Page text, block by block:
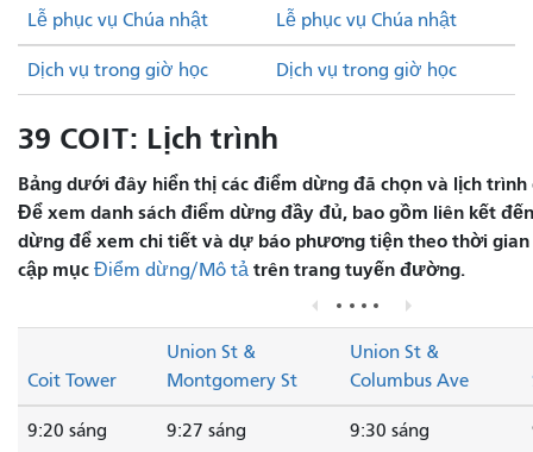
Lễ phục vụ Chúa nhật Lễ phục vụ Chúa nhật
Dịch vụ trong giờ học Dịch vụ trong giờ học
39 COIT: Lịch trình
Bảng dưới đây hiển thị các điểm dừng đã chọn và lịch
Để xem danh sách điểm dừng đầy đủ, bao gồm liên kết
dừng để xem chi tiết và dự báo phương tiện theo thời
cập mục Điểm dừng/Mô tả trên trang tuyến đường.
Coit Tower
Union St &
Montgomery St
Union St &
Columbus Ave
9:20 sáng 9:27 sáng 9:30 sáng